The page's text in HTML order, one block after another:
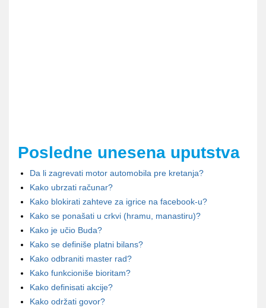
Posledne unesena uputstva
Da li zagrevati motor automobila pre kretanja?
Kako ubrzati računar?
Kako blokirati zahteve za igrice na facebook-u?
Kako se ponašati u crkvi (hramu, manastiru)?
Kako je učio Buda?
Kako se definiše platni bilans?
Kako odbraniti master rad?
Kako funkcioniše bioritam?
Kako definisati akcije?
Kako održati govor?